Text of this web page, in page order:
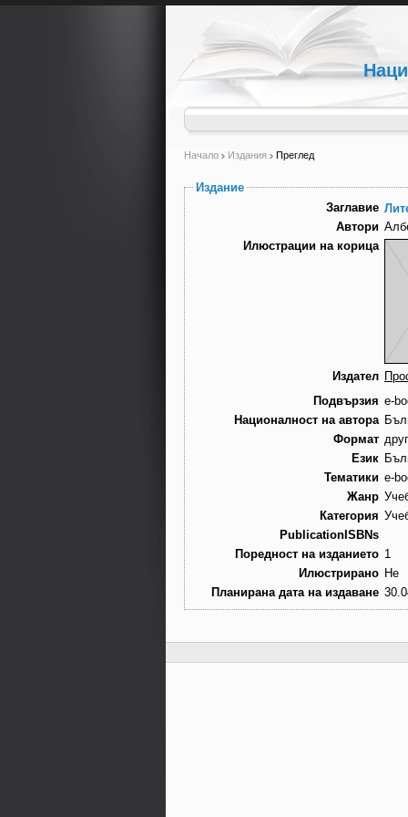
Начало Издания Преглед
Издание
Заглавие
Автори
Илюстрации на корица
Издател
Подвързия e-
Националност на автора
Формат друг
Език
Тематики e-
Жанр
Категория
PublicationISBNs
Поредност на изданието 1
Илюстрирано Не
Планирана дата на издаване